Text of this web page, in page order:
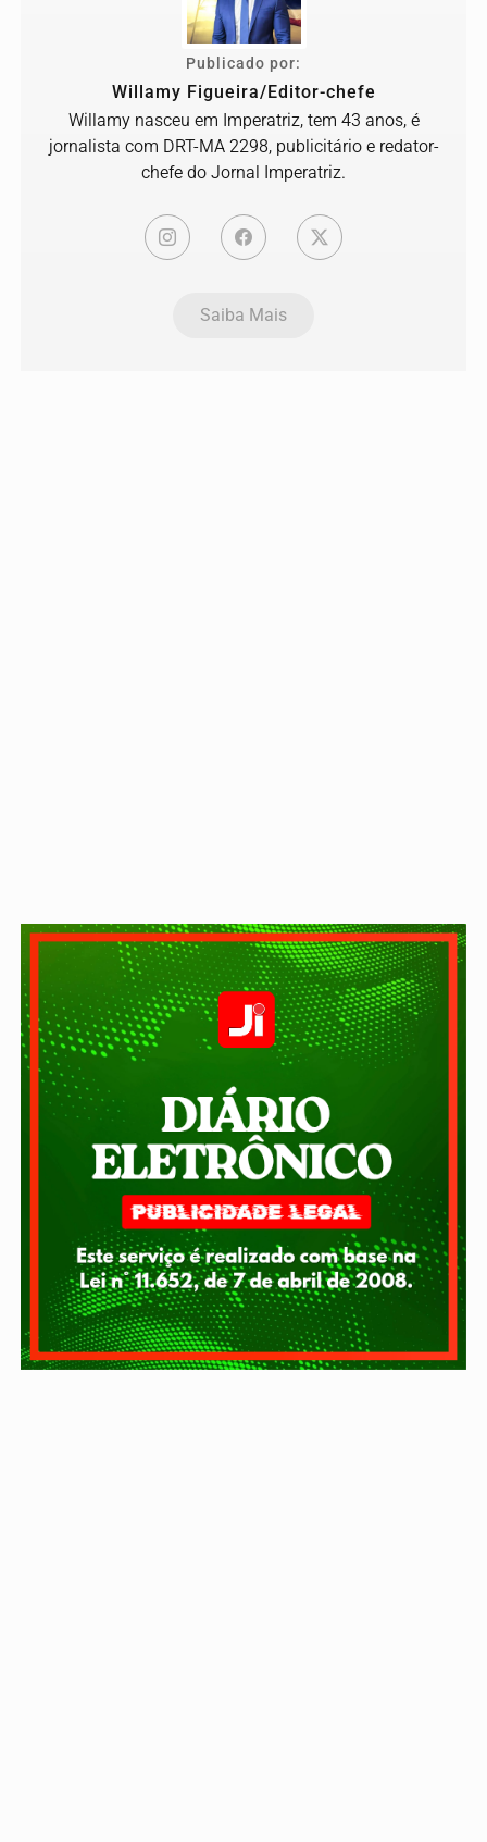
Publicado por:
Willamy Figueira/Editor-chefe
Willamy nasceu em Imperatriz, tem 43 anos, é
jornalista com DRT-MA 2298, publicitário e redator-
chefe do Jornal Imperatriz.
Saiba Mais